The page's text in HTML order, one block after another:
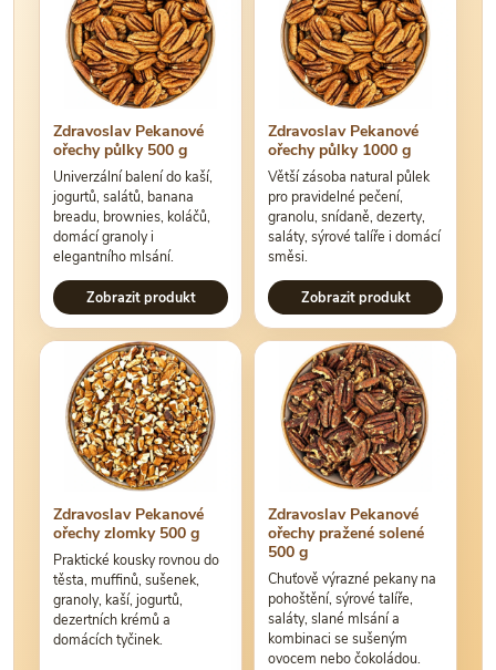
Zdravoslav Pekanové
ořechy půlky 500 g
Univerzální balení do kaší,
jogurtů, salátů, banana
breadu, brownies, koláčů,
domácí granoly i
elegantního mlsání.
Zobrazit produkt
Zdravoslav Pekanové
ořechy půlky 1000 g
Větší zásoba natural půlek
pro pravidelné pečení,
granolu, snídaně, dezerty,
saláty, sýrové talíře i domácí
směsi.
Zobrazit produkt
Zdravoslav Pekanové
ořechy zlomky 500 g
Praktické kousky rovnou do
těsta, muffinů, sušenek,
granoly, kaší, jogurtů,
dezertních krémů a
domácích tyčinek.
Zdravoslav Pekanové
ořechy pražené solené
500 g
Chuťově výrazné pekany na
pohoštění, sýrové talíře,
saláty, slané mlsání a
kombinaci se sušeným
ovocem nebo čokoládou.